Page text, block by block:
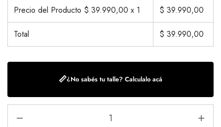
Precio del Producto $ 39.990,00 x 1 $ 39.990,00
Total $ 39.990,00
📏¿No sabés tu talle? Calculalo acá